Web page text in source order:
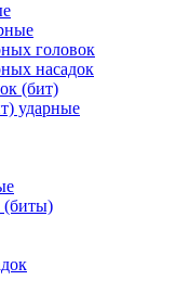
головок
насадок
(бит)
ударные
(биты)